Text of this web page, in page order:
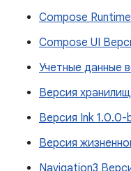
Compose
Compose UI
Учетные данные
Версия
Версия Ink 1.0.0-
Версия
Navigation3